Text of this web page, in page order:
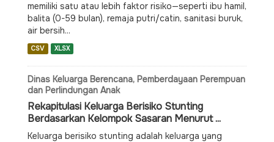
memiliki satu atau lebih faktor risiko—seperti ibu hamil,
balita (0-59 bulan), remaja putri/catin, sanitasi buruk,
air bersih...
CSV XLSX
Dinas Keluarga Berencana, Pemberdayaan Perempuan
dan Perlindungan Anak
Rekapitulasi Keluarga Berisiko Stunting
Berdasarkan Kelompok Sasaran Menurut ...
Keluarga berisiko stunting adalah keluarga yang